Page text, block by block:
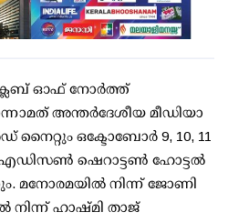
ക്ലബ് ഓഫ് നോര്‍ത്ത്
അന്തര്‍ദേശീയ മീഡിയാ
ഒക്ടോബോര്‍ 9, 10, 11
എഡിസണ്‍ ഷെറാട്ടണ്‍ ഹോട്ടൽ
മനോരമയിൽ നിന്ന് ജോണി
നിന്ന് ഹാഷ്മി താജ്